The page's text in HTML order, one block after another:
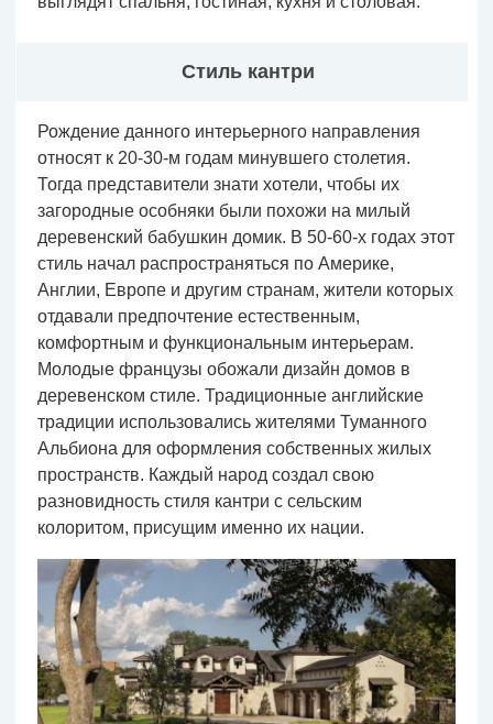
Стиль кантри
Рождение данного интерьерного направления
относят к 20-30-м годам минувшего столетия.
Тогда представители знати хотели, чтобы их
загородные особняки были похожи на милый
деревенский бабушкин домик. В 50-60-х годах этот
стиль начал распространяться по Америке,
Англии, Европе и другим странам, жители которых
отдавали предпочтение естественным,
комфортным и функциональным интерьерам.
Молодые французы обожали дизайн домов в
деревенском стиле. Традиционные английские
традиции использовались жителями Туманного
Альбиона для оформления собственных жилых
пространств. Каждый народ создал свою
разновидность стиля кантри с сельским
колоритом, присущим именно их нации.